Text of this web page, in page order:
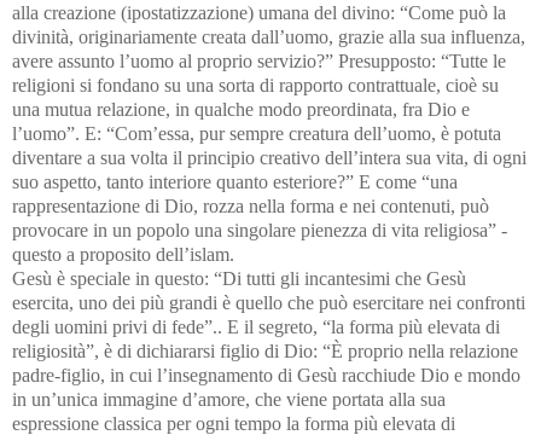
alla creazione (ipostatizzazione) umana del divino: “Come può la
divinità, originariamente creata dall’uomo, grazie alla sua influenza,
avere assunto l’uomo al proprio servizio?” Presupposto: “Tutte le
religioni si fondano su una sorta di rapporto contrattuale, cioè su
una mutua relazione, in qualche modo preordinata, fra Dio e
l’uomo”. E: “Com’essa, pur sempre creatura dell’uomo, è potuta
diventare a sua volta il principio creativo dell’intera sua vita, di ogni
suo aspetto, tanto interiore quanto esteriore?” E come “una
rappresentazione di Dio, rozza nella forma e nei contenuti, può
provocare in un popolo una singolare pienezza di vita religiosa” -
questo a proposito dell’islam.
Gesù è speciale in questo: “Di tutti gli incantesimi che Gesù
esercita, uno dei più grandi è quello che può esercitare nei confronti
degli uomini privi di fede”.. E il segreto, “la forma più elevata di
religiosità”, è di dichiararsi figlio di Dio: “È proprio nella relazione
padre-figlio, in cui l’insegnamento di Gesù racchiude Dio e mondo
in un’unica immagine d’amore, che viene portata alla sua
espressione classica per ogni tempo la forma più elevata di